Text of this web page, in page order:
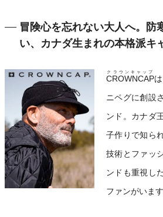
冒険心を忘れない大人へ。防
い、カナダ生まれの本格派キ
CROWNCAP
クラウンキャップ
ニペグに創設
ンド。カナダ
子作りで知ら
技術とファッ
ンドも重視し
ファンがいます